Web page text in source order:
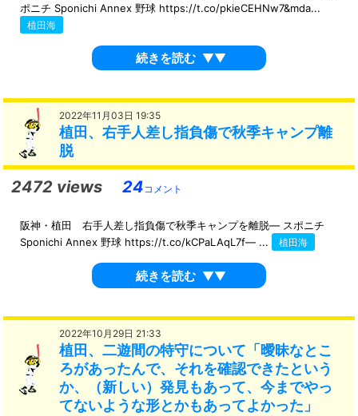
ポニチ Sponichi Annex 野球 https://t.co/pkieCEHNw7&mda...
植田海
続きを読む ▼▼
2022年11月03日 19:35
植田、右手人差し指負傷で秋季キャンプ離
脱
2472 views 24コメント
阪神・植田 右手人差し指負傷で秋季キャンプを離脱― スポニチ
Sponichi Annex 野球 https://t.co/kCPaLAqL7f— ...
植田海
続きを読む ▼▼
2022年10月29日 21:33
植田、二遊間の特守について「曖昧なとこ
ろがあったんで、それを確認できたという
か、（新しい）発見もあって、今までやっ
てないような形とかもあってよかった」